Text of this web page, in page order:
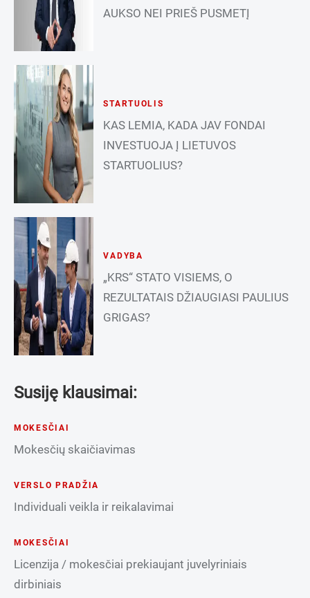
AUKSO NEI PRIEŠ PUSMETĮ
STARTUOLIS
KAS LEMIA, KADA JAV FONDAI
INVESTUOJA Į LIETUVOS
STARTUOLIUS?
VADYBA
„KRS“ STATO VISIEMS, O
REZULTATAIS DŽIAUGIASI PAULIUS
GRIGAS?
Susiję klausimai:
MOKESČIAI
Mokesčių skaičiavimas
VERSLO PRADŽIA
Individuali veikla ir reikalavimai
MOKESČIAI
Licenzija / mokesčiai prekiaujant juvelyriniais
dirbiniais